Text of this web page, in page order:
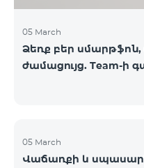
05 March
Ձեռք բեր
ժամացույց. Team-ի
05 March
Վաճառքի և